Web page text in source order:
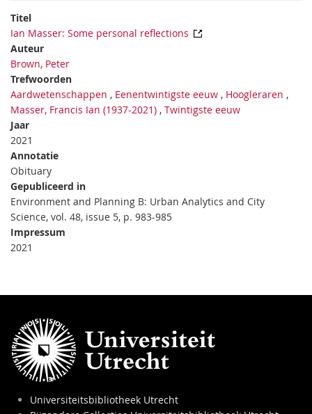
Titel
Ian Masser: Some personal reflections
Auteur
Brown, Peter
Trefwoorden
Aardwetenschappen , Eenentwintigste eeuw , Hoogleraren ,
Masser, Francis Ian (1937-2021) , Twintigste eeuw
Jaar
2021
Annotatie
Obituary
Gepubliceerd in
Environment and Planning B: Urban Analytics and City
Science, vol. 48, issue 5, p. 983-985
Impressum
2021
Universiteitsbibliotheek Utrecht